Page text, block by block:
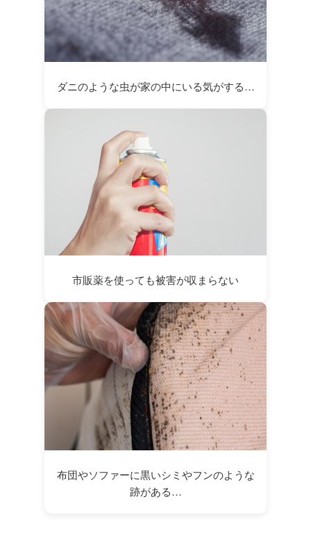
ダニのような虫が家の中にいる気がする…
市販薬を使っても被害が収まらない
布団やソファーに黒いシミやフンのような
跡がある…